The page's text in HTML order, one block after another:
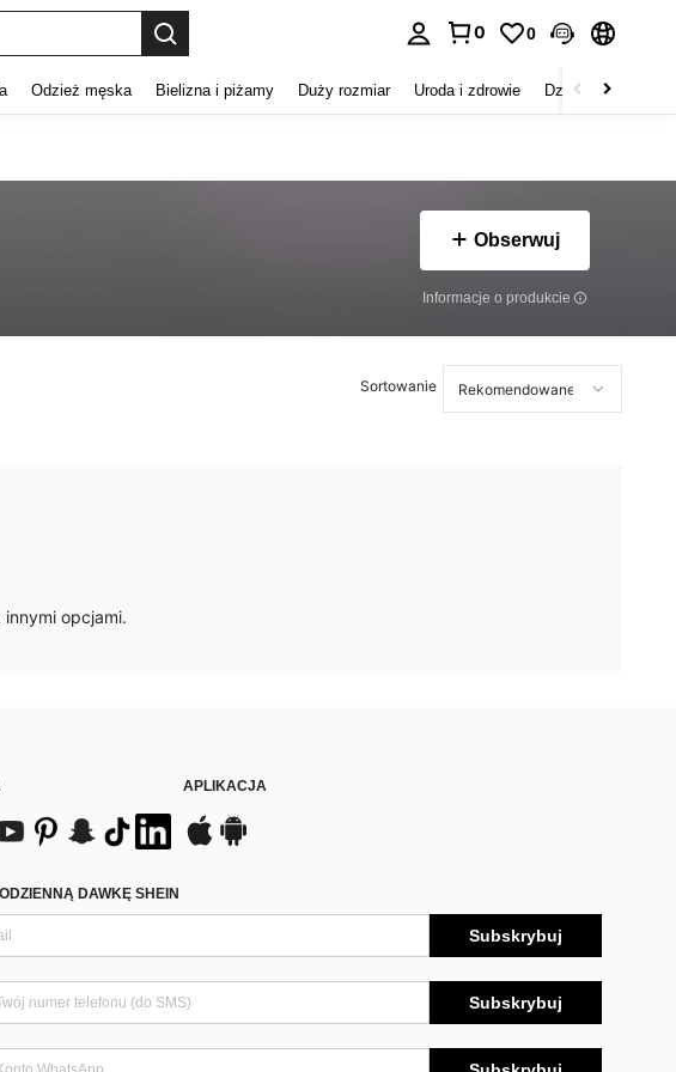
0 0
Odzież męska Bielizna i piżamy Duży rozmiar Uroda i zdrowie Dzieci
Obserwuj
Informacje o produkcie
Sortowanie
opcjami.
APLIKACJA
DAWKĘ SHEIN
Subskrybuj
Subskrybuj